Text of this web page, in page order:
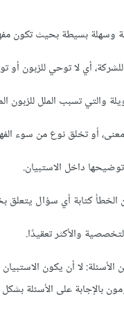
وسهلة بسيطة بحيث تكون
أي لا توحي للزبون أو
والتي تسبب الملل للزبون
أو تخلق نوع من سوء
داخل الاستبيان.
كتابة أي سؤال يتعلق
والأكثر تعقيدًا.
لا أن يكون
بالإجابة على الأسئلة